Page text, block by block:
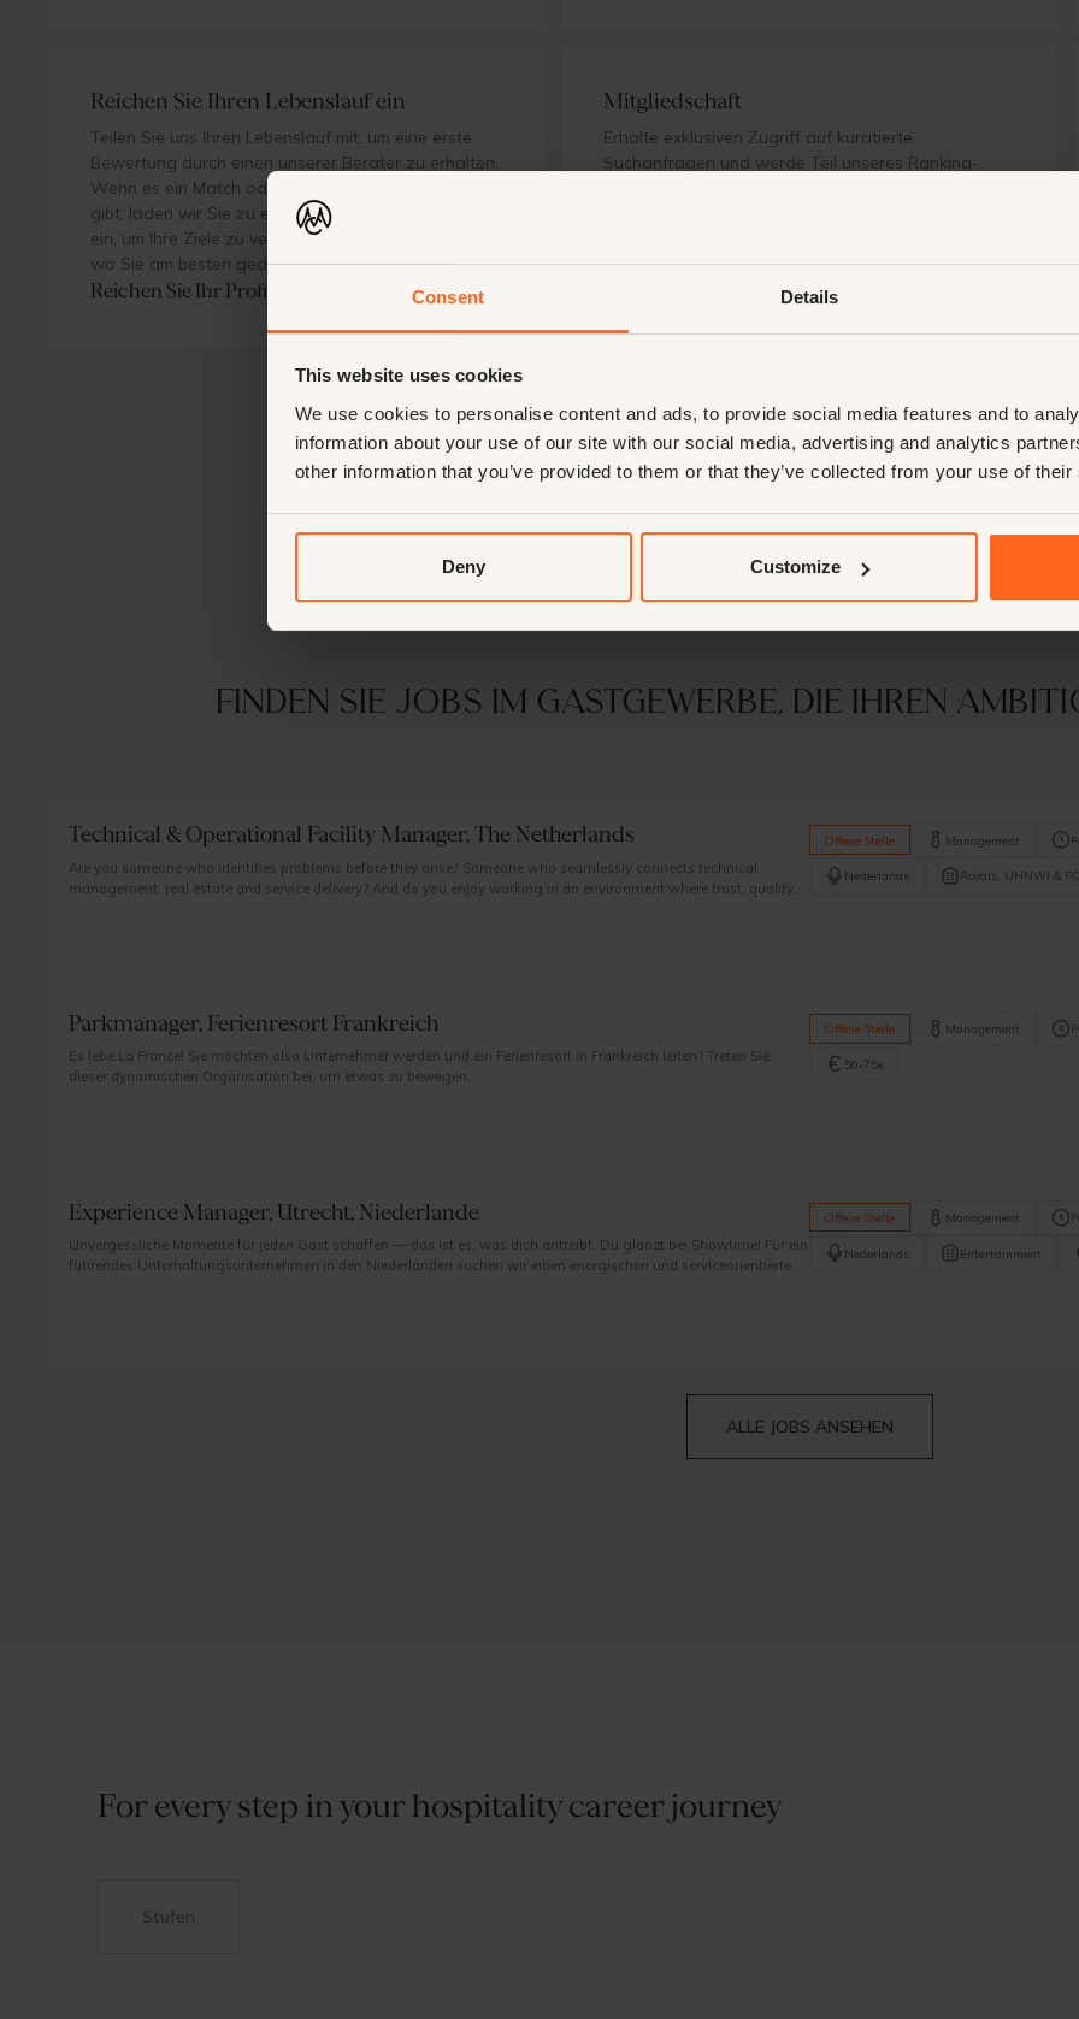
Consent Details
This website uses cookies
We use cookies to personalise content and ads, to provide social media features and to
information about your use of our site with our social media, advertising and analytics
other information that you’ve provided to them or that they’ve collected from your use of
Deny Customize
Reichen Sie Ihren Lebenslauf ein
Teilen Sie uns Ihren Lebenslauf mit, um eine erste
Bewertung durch einen unserer Berater zu erhalten.
Wenn es ein Match oder sogar ein Beinahe-Match
gibt, laden wir Sie zu einer persönlichen Einführung
ein, um Ihre Ziele zu verstehen und herauszufinden,
wo Sie am besten gedeihen.
Reichen Sie Ihr Profil ein
Mitgliedschaft
Erhalte exklusiven Zugriff auf kuratierte
Suchanfragen und werde Teil unseres Ranking-
weitergeleitet, die andere nie sehen.
Finden Sie Jobs im Gastgewerbe, die Ihren
Technical & Operational Facility Manager, The Netherlands
Are you someone who identifies problems before they arise? Someone who seamlessly connects technical
management, real estate and service delivery? And do you enjoy working in an environment where trust, quality
Offene Stelle Management
Nederlands Royals, UHNWI & FO
Parkmanager, Ferienresort Frankreich
Es lebe La France! Sie möchten also Unternehmer werden und ein Ferienresort in Frankreich leiten? Treten Sie
dieser dynamischen Organisation bei, um etwas zu bewegen.
Offene Stelle Management
50-75k
Experience Manager, Utrecht, Niederlande
Unvergessliche Momente für jeden Gast schaffen — das ist es, was dich antreibt. Du glänzt bei Showtime! Für ein
führendes Unterhaltungsunternehmen in den Niederlanden suchen wir einen energischen und serviceorientierten
Offene Stelle Management
Nederlands Entertainment
ALLE JOBS ANSEHEN
For every step in your hospitality career journey
Stufen